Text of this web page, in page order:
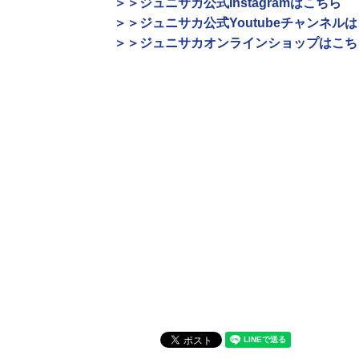
＞＞ジュニサカ公式Instagramはこちら
＞＞ジュニサカ公式Youtubeチャンネルは
＞＞ジュニサカオンラインショップはこち